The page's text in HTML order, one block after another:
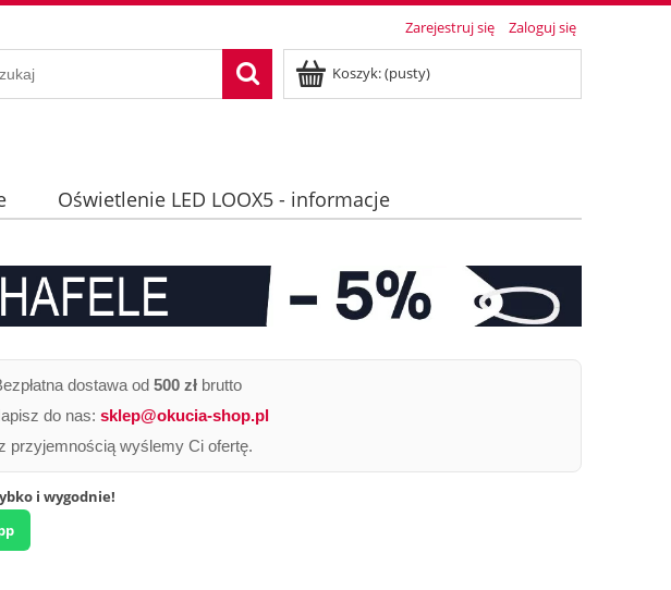
Zarejestruj się Zaloguj się
Koszyk:(pusty)
Oświetlenie LED LOOX5 - informacje
dostawa od 500 złbrutto
do nas: sklep@okucia-shop.pl
przyjemnością wyślemy Ci ofertę.
i wygodnie!